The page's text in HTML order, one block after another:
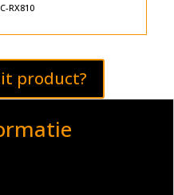
RX810
product?